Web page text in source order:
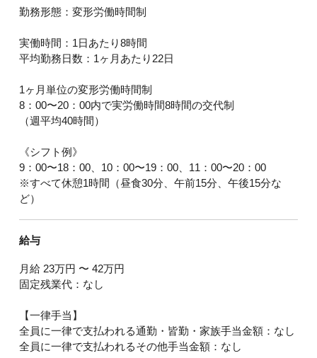
勤務形態：変形労働時間制
実働時間：1日あたり8時間
平均勤務日数：1ヶ月あたり22日
1ヶ月単位の変形労働時間制
8：00〜20：00内で実労働時間8時間の交代制
（週平均40時間）
《シフト例》
9：00〜18：00、10：00〜19：00、11：00〜20：00
※すべて休憩1時間（昼食30分、午前15分、午後15分な
ど）
給与
月給 23万円 〜 42万円
固定残業代：なし
【一律手当】
全員に一律で支払われる通勤・皆勤・家族手当金額：なし
全員に一律で支払われるその他手当金額：なし